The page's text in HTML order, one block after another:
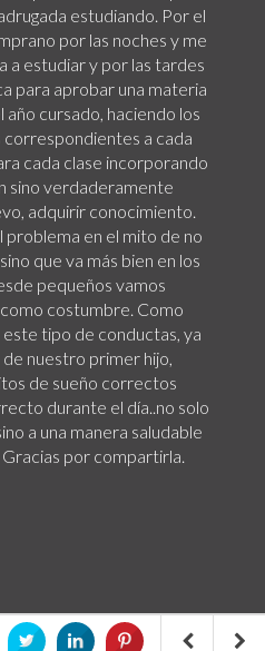
estudiando. Por el
por las noches y me
a estudiar y por las tardes
para aprobar una materia
cursado, haciendo los
a cada
cada clase incorporando
sino verdaderamente
adquirir conocimiento.
problema en el mito de no
que va más bien en los
pequeños vamos
costumbre. Como
tipo de conductas, ya
nuestro primer hijo,
de sueño correctos
durante el día..no solo
a una manera saludable
por compartirla.